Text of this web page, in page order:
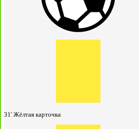
31' Жёлтая карточка